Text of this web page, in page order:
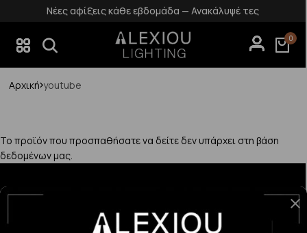
Νέες αφίξεις κάθε εβδομάδα — Ανακάλυψέ τες
0
Αρχική youtube
Το προϊόν που προσπαθήσατε να δείτε δεν υπάρχει στη βάση
δεδομένων μας.